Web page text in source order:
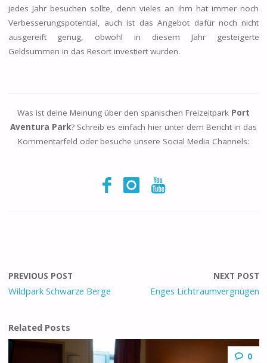
jedes Jahr besuchen sollte, denn vieles an ihm hat immer noch
Verbesserungspotential, auch ist das Angebot dafür noch nicht
ausgereift genug, obwohl in diesem Jahr gesteigerte
Geldsummen in das Resort investiert wurden.
Was ist deine Meinung über den spanischen Freizeitpark Port
Aventura Park? Schreib es einfach hier unter dem Bericht in das
Kommentarfeld oder besuche unsere Social Media Channels:
PREVIOUS POST
Wildpark Schwarze Berge
NEXT POST
Enges Lichtraumvergnügen
Related Posts
0